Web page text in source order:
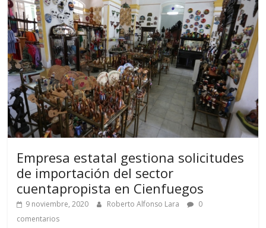
Empresa estatal gestiona solicitudes
de importación del sector
cuentapropista en Cienfuegos
9 noviembre, 2020 Roberto Alfonso Lara
0
comentarios